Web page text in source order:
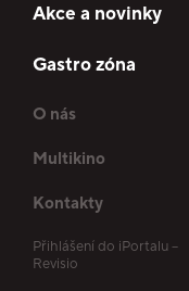
Akce a novinky
Gastro zóna
O nás
Multikino
Kontakty
Přihlášení do iPortalu –
Revisio